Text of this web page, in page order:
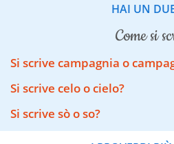
HAI UN
come si
Si scrive campagnia o
Si scrive celo o cielo?
Si scrive sò o so?